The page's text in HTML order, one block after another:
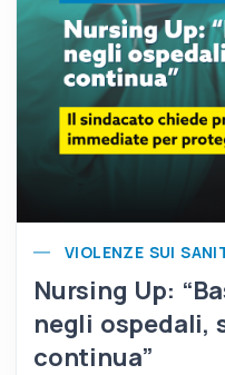
VIOLENZE SUI
Nursing Up:
negli ospedali,
continua”